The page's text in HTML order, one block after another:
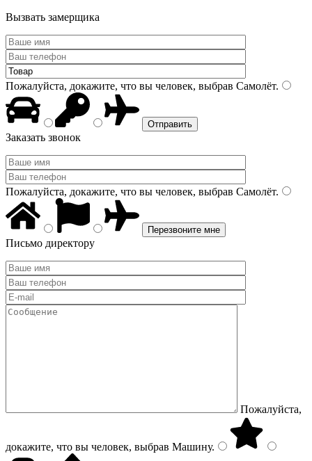
Вызвать замерщика
Пожалуйста, докажите, что вы человек, выбрав Самолёт.
Заказать звонок
Пожалуйста, докажите, что вы человек, выбрав Самолёт.
Письмо директору
Пожалуйста,
докажите, что вы человек, выбрав Машину.